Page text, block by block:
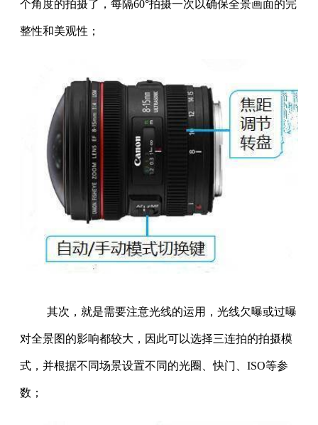
个角度的拍摄了，每隔60°拍摄一次以确保全景画面的完
整性和美观性；
其次，就是需要注意光线的运用，光线欠曝或过曝
对全景图的影响都较大，因此可以选择三连拍的拍摄模
式，并根据不同场景设置不同的光圈、快门、ISO等参
数；